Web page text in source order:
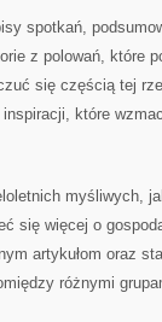
spotkań,
z polowań, które
się częścią tej
które
myśliwych,
się więcej o
artykułom oraz
różnymi